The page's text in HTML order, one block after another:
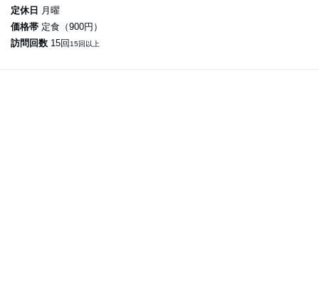
定休日
月曜
価格帯 定食（900円）
訪問回数 15回 15回以上